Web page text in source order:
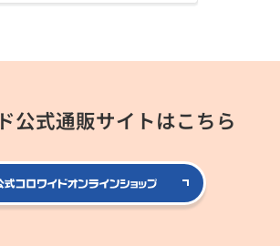
公式通販サイトはこちら
公式コロ